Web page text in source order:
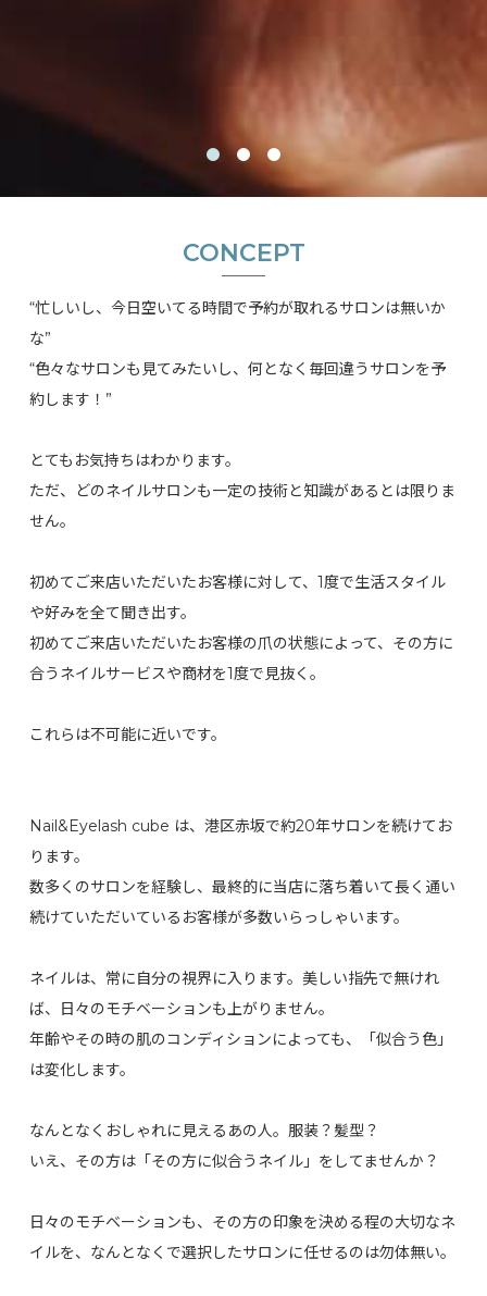
CONCEPT
“忙しいし、今日空いてる時間で予約が取れるサロンは無いか
な”
“色々なサロンも見てみたいし、何となく毎回違うサロンを予
約します！”
とてもお気持ちはわかります。
ただ、どのネイルサロンも一定の技術と知識があるとは限りま
せん。
初めてご来店いただいたお客様に対して、1度で生活スタイル
や好みを全て聞き出す。
初めてご来店いただいたお客様の爪の状態によって、その方に
合うネイルサービスや商材を1度で見抜く。
これらは不可能に近いです。
Nail&Eyelash cube は、港区赤坂で約20年サロンを続けてお
ります。
数多くのサロンを経験し、最終的に当店に落ち着いて長く通い
続けていただいているお客様が多数いらっしゃいます。
ネイルは、常に自分の視界に入ります。美しい指先で無けれ
ば、日々のモチベーションも上がりません。
年齢やその時の肌のコンディションによっても、「似合う色」
は変化します。
なんとなくおしゃれに見えるあの人。服装？髪型？
いえ、その方は「その方に似合うネイル」をしてませんか？
日々のモチベーションも、その方の印象を決める程の大切なネ
イルを、なんとなくで選択したサロンに任せるのは勿体無い。